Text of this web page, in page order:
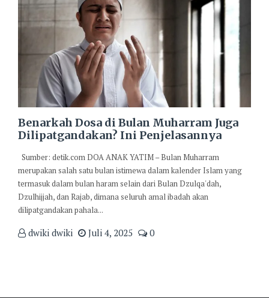
Benarkah Dosa di Bulan Muharram Juga
Dilipatgandakan? Ini Penjelasannya
Sumber: detik.com DOA ANAK YATIM – Bulan Muharram
merupakan salah satu bulan istimewa dalam kalender Islam yang
termasuk dalam bulan haram selain dari Bulan Dzulqa'dah,
Dzulhijjah, dan Rajab, dimana seluruh amal ibadah akan
dilipatgandakan pahala...
dwiki dwiki Juli 4, 2025 0